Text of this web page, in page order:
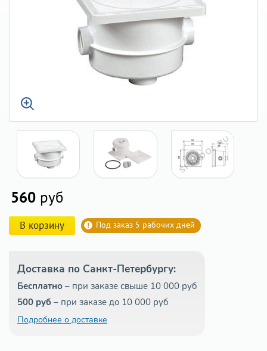
560 руб
В корзину Под заказ 5 рабочих дней
Доставка по Санкт-Петербургу:
Бесплатно – при заказе свыше 10 000 руб
500 руб – при заказе до 10 000 руб
Подробнее о доставке